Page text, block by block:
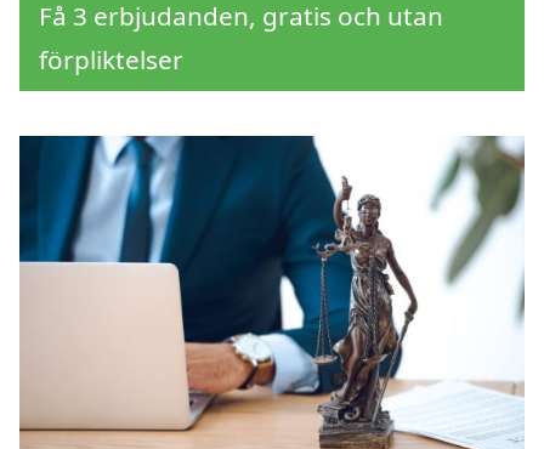
Få 3 erbjudanden, gratis och utan
förpliktelser